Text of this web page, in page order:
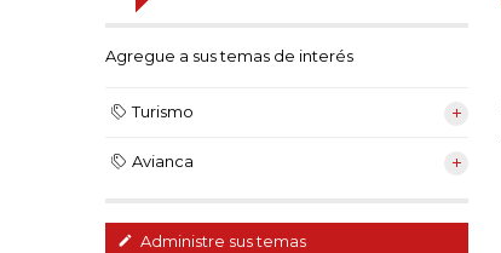
Agregue a sus temas de interés
Turismo
Avianca
Administre sus temas